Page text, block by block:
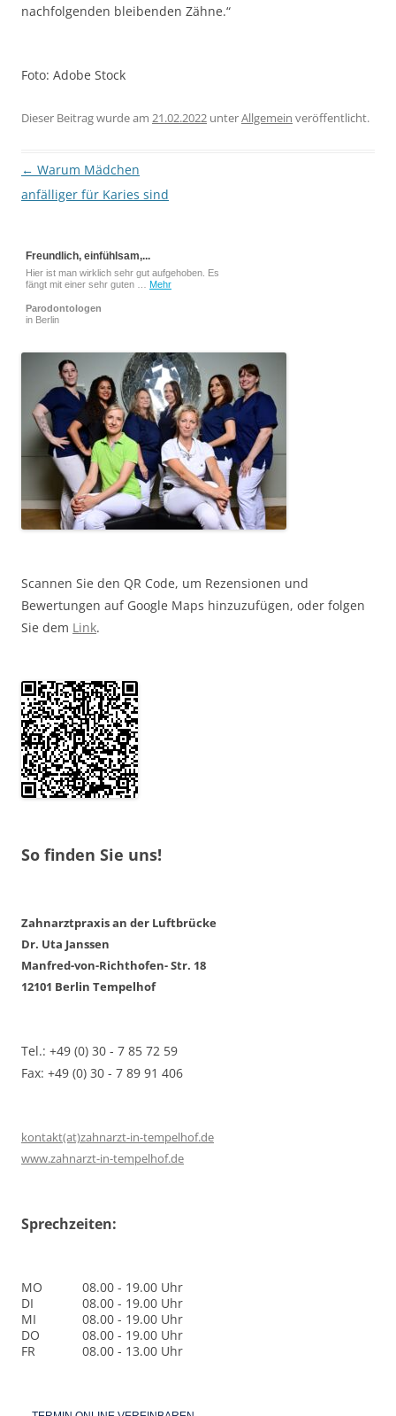
nachfolgenden bleibenden Zähne.“
Foto: Adobe Stock
Dieser Beitrag wurde am 21.02.2022 unterAllgemein veröffentlicht.
Beitragsnavigation
← Warum Mädchen
anfälliger für Karies sind
Freundlich, einfühlsam,...
Hier ist man wirklich sehr gut aufgehoben. Es
fängt mit einer sehr guten … Mehr
Parodontologen
in Berlin
Scannen Sie den QR Code, um Rezensionen und
Bewertungen auf Google Maps hinzuzufügen, oder folgen
Sie dem Link.
So finden Sie uns!
Zahnarztpraxis an der Luftbrücke
Dr. Uta Janssen
Manfred-von-Richthofen- Str. 18
12101 Berlin Tempelhof
Tel.: +49 (0) 30 - 7 85 72 59
Fax: +49 (0) 30 - 7 89 91 406
kontakt(at)zahnarzt-in-tempelhof.de
www.zahnarzt-in-tempelhof.de
Sprechzeiten:
MO
08.00 - 19.00 Uhr
DI
08.00 - 19.00 Uhr
MI
08.00 - 19.00 Uhr
DO
08.00 - 19.00 Uhr
FR
08.00 - 13.00 Uhr